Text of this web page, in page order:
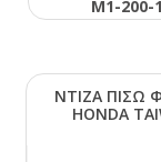
Μ1-200-
ΝΤΙΖΑ ΠΙΣΩ
ΗΟΝDΑ